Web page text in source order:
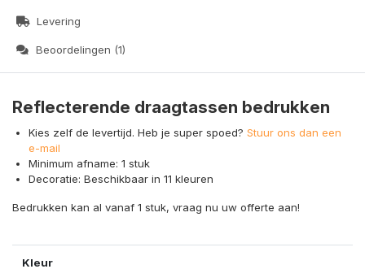
Levering
Beoordelingen (1)
Reflecterende draagtassen bedrukken
Kies zelf de levertijd. Heb je super spoed? Stuur ons dan een
e-mail
Minimum afname: 1 stuk
Decoratie: Beschikbaar in 11 kleuren
Bedrukken kan al vanaf 1 stuk, vraag nu uw offerte aan!
Kleur